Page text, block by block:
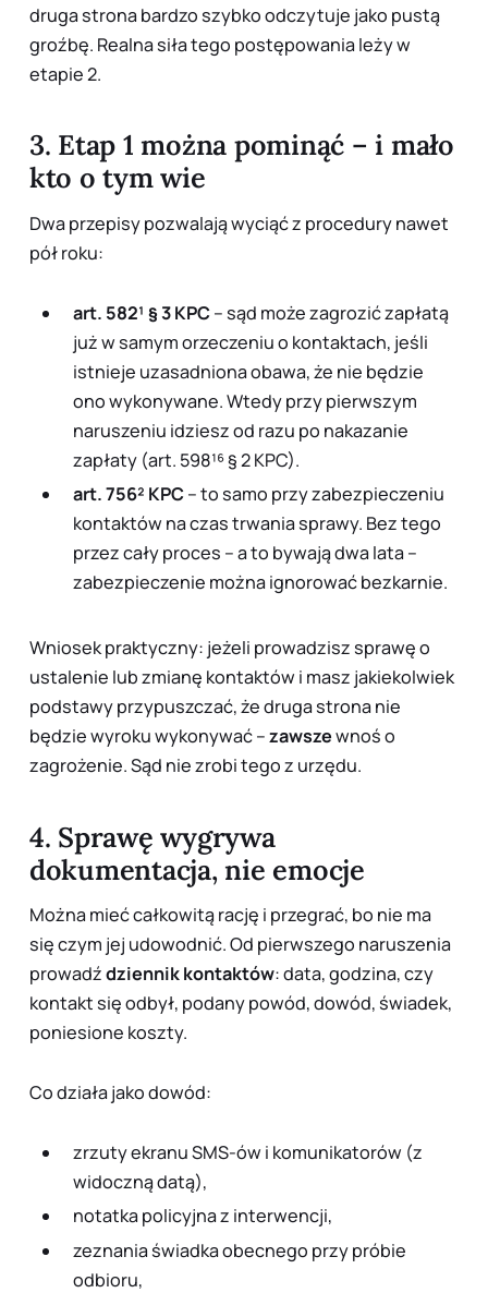
druga strona bardzo szybko odczytuje jako pustą
groźbę. Realna siła tego postępowania leży w
etapie 2.
3. Etap 1 można pominąć – i mało
kto o tym wie
Dwa przepisy pozwalają wyciąć z procedury nawet
pół roku:
art. 582¹ § 3 KPC– sąd może zagrozić zapłatą
już w samym orzeczeniu o kontaktach, jeśli
istnieje uzasadniona obawa, że nie będzie
ono wykonywane. Wtedy przy pierwszym
naruszeniu idziesz od razu po nakazanie
zapłaty (art. 598¹⁶ § 2 KPC).
art. 756² KPC– to samo przyzabezpieczeniu
kontaktów na czas trwania sprawy. Bez tego
przez cały proces – a to bywają dwa lata –
zabezpieczenie można ignorować bezkarnie.
Wniosek praktyczny: jeżeli prowadzisz sprawę o
ustalenie lub zmianę kontaktów i masz jakiekolwiek
podstawy przypuszczać, że druga strona nie
będzie wyroku wykonywać –zawszewnoś o
zagrożenie. Sąd nie zrobi tego z urzędu.
4. Sprawę wygrywa
dokumentacja, nie emocje
Można mieć całkowitą rację i przegrać, bo nie ma
się czym jej udowodnić. Od pierwszego naruszenia
prowadździennik kontaktów: data, godzina, czy
kontakt się odbył, podany powód, dowód, świadek,
poniesione koszty.
Co działa jako dowód:
zrzuty ekranu SMS-ów i komunikatorów (z
widoczną datą),
notatka policyjna z interwencji,
zeznania świadka obecnego przy próbie
odbioru,